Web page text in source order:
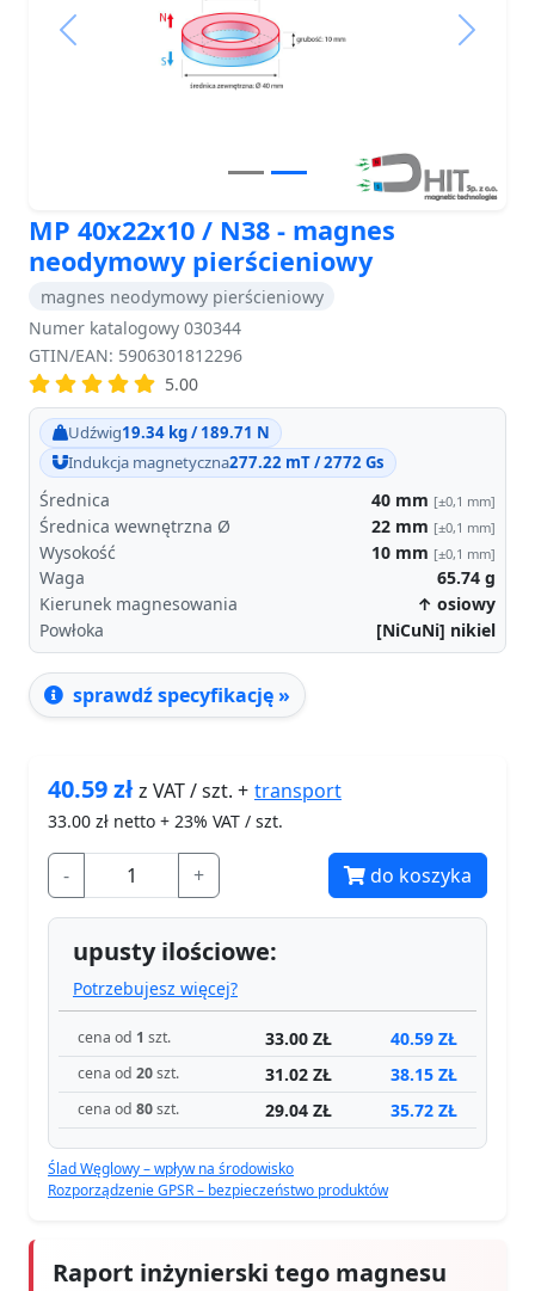
Previous Next
MP 40x22x10 / N38 - magnes
neodymowy pierścieniowy
magnes neodymowy pierścieniowy
Numer katalogowy 030344
GTIN/EAN: 5906301812296
5.00
Udźwig19.34 kg / 189.71 N
Indukcja magnetyczna277.22 mT / 2772 Gs
Średnica 40 mm [±0,1 mm]
Średnica wewnętrzna Ø 22 mm [±0,1 mm]
Wysokość 10 mm [±0,1 mm]
Waga 65.74 g
Kierunek magnesowania
↑ osiowy
Powłoka
[NiCuNi] nikiel
sprawdź specyfikację »
40.59złz VAT / szt. + transport
33.00 zł netto + 23% VAT / szt.
- + do koszyka
upusty ilościowe:
Potrzebujesz więcej?
cena od 1 szt. 33.00 ZŁ 40.59 ZŁ
cena od 20szt. 31.02 ZŁ 38.15 ZŁ
cena od 80szt. 29.04 ZŁ 35.72 ZŁ
Ślad Węglowy – wpływ na środowisko
Rozporządzenie GPSR – bezpieczeństwo produktów
Raport inżynierski tego magnesu